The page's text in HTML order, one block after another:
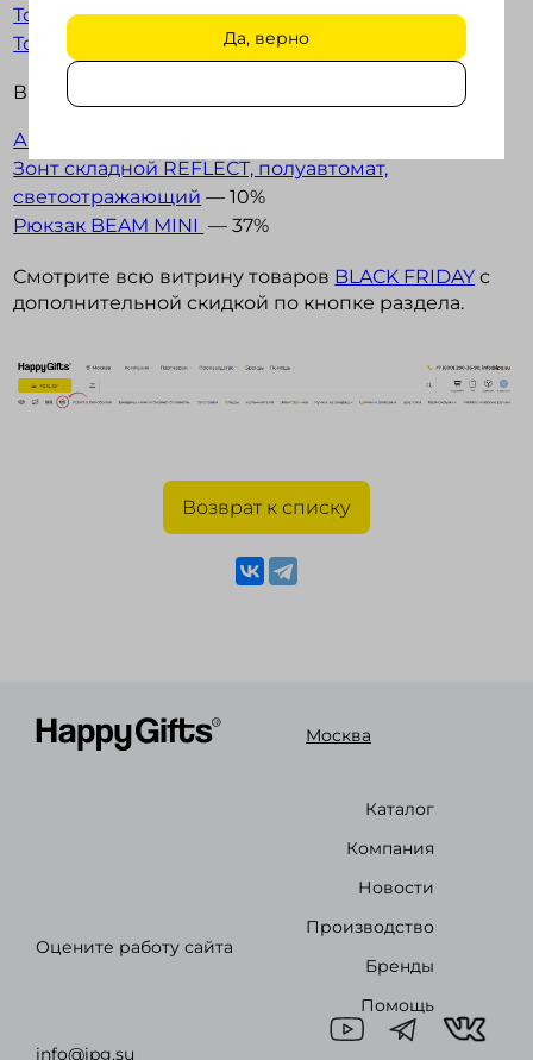
Да, верно
Толстовка JRC LAS VEGAS MAN 280— 10%
Толстовка унисекс с начесом SNAKE 280
Вкусные цены на зонты, рюкзаки и пледы:
Акриловый теплый плед BELT
Зонт складной REFLECT, полуавтомат,
светоотражающий — 10%
Рюкзак BEAM MINI — 37%
Смотрите всю витрину товаров BLACK FRIDAY с
дополнительной скидкой по кнопке раздела.
Возврат к списку
info@ipg.su
Оцените работу сайта
Москва
Каталог
Компания
Новости
Производство
Бренды
Помощь